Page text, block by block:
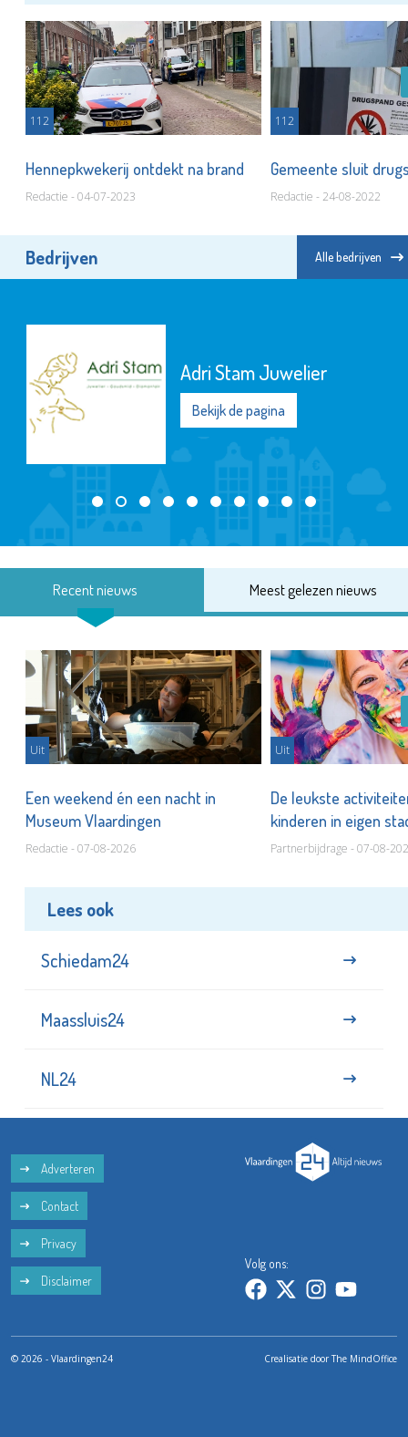
112
Hennepkwekerij ontdekt na brand
Redactie - 04-07-2023
112
Gemeente sluit
Redactie - 24-08-2022
Bedrijven Alle bedrijven
Juwelier
Recent nieuws Meest gelezen nieuws
Uit
Een weekend én een nacht in
Museum Vlaardingen
Redactie - 07-08-2026
Uit
De leukste
kinderen in eigen
Partnerbijdrage - 07-08-
Lees ook
Schiedam24
Maassluis24
NL24
Adverteren
Contact
Privacy
Disclaimer
Volg ons:
© 2026 - Vlaardingen24 Crealisatie doorThe MindOffice